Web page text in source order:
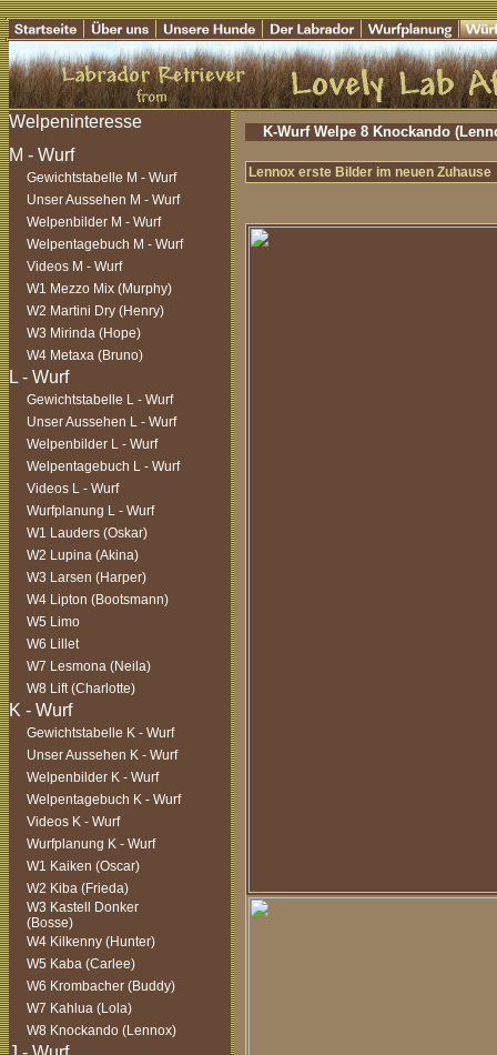
Gewichtstabelle M - Wurf
Unser Aussehen M - Wurf
Welpenbilder M - Wurf
Welpentagebuch M - Wurf
Videos M - Wurf
W1 Mezzo Mix (Murphy)
W2 Martini Dry (Henry)
W3 Mirinda (Hope)
W4 Metaxa (Bruno)
Gewichtstabelle L - Wurf
Unser Aussehen L - Wurf
Welpenbilder L - Wurf
Welpentagebuch L - Wurf
Videos L - Wurf
Wurfplanung L - Wurf
W1 Lauders (Oskar)
W2 Lupina (Akina)
W3 Larsen (Harper)
W4 Lipton (Bootsmann)
W5 Limo
W6 Lillet
W7 Lesmona (Neila)
W8 Lift (Charlotte)
Gewichtstabelle K - Wurf
Unser Aussehen K - Wurf
Welpenbilder K - Wurf
Welpentagebuch K - Wurf
Videos K - Wurf
Wurfplanung K - Wurf
W1 Kaiken (Oscar)
W2 Kiba (Frieda)
W3 Kastell Donker
(Bosse)
W4 Kilkenny (Hunter)
W5 Kaba (Carlee)
W6 Krombacher (Buddy)
W7 Kahlua (Lola)
W8 Knockando (Lennox)
K-Wurf Welpe 8 Knockando
Lennox erste Bilder im neuen Zuhause